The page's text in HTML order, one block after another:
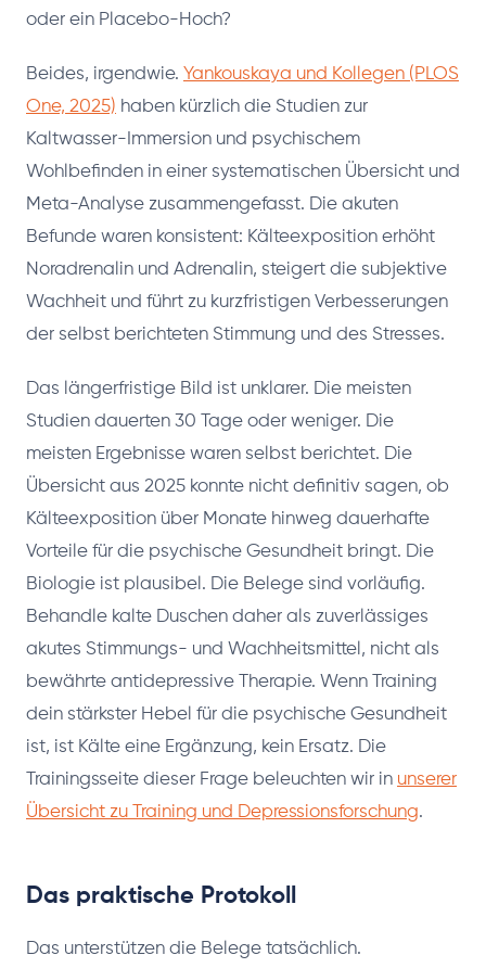
oder ein Placebo-Hoch?
Beides, irgendwie. Yankouskaya und Kollegen (PLOS
One, 2025) haben kürzlich die Studien zur
Kaltwasser-Immersion und psychischem
Wohlbefinden in einer systematischen Übersicht und
Meta-Analyse zusammengefasst. Die akuten
Befunde waren konsistent: Kälteexposition erhöht
Noradrenalin und Adrenalin, steigert die subjektive
Wachheit und führt zu kurzfristigen Verbesserungen
der selbst berichteten Stimmung und des Stresses.
Das längerfristige Bild ist unklarer. Die meisten
Studien dauerten 30 Tage oder weniger. Die
meisten Ergebnisse waren selbst berichtet. Die
Übersicht aus 2025 konnte nicht definitiv sagen, ob
Kälteexposition über Monate hinweg dauerhafte
Vorteile für die psychische Gesundheit bringt. Die
Biologie ist plausibel. Die Belege sind vorläufig.
Behandle kalte Duschen daher als zuverlässiges
akutes Stimmungs- und Wachheitsmittel, nicht als
bewährte antidepressive Therapie. Wenn Training
dein stärkster Hebel für die psychische Gesundheit
ist, ist Kälte eine Ergänzung, kein Ersatz. Die
Trainingsseite dieser Frage beleuchten wir in unserer
Übersicht zu Training und Depressionsforschung.
Das praktische Protokoll
Das unterstützen die Belege tatsächlich.